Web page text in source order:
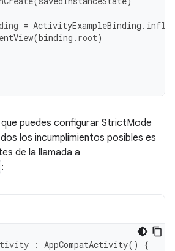
= ActivityExampleBinding .
(binding . root)
puedes configurar StrictMode
los incumplimientos posibles es
de la llamada a
:
: AppCompatActivity() {